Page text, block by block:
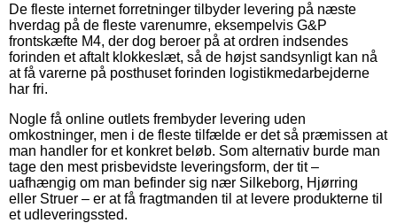
De fleste internet forretninger tilbyder levering på næste
hverdag på de fleste varenumre, eksempelvis G&P
frontskæfte M4, der dog beroer på at ordren indsendes
forinden et aftalt klokkeslæt, så de højst sandsynligt kan nå
at få varerne på posthuset forinden logistikmedarbejderne
har fri.
Nogle få online outlets frembyder levering uden
omkostninger, men i de fleste tilfælde er det så præmissen at
man handler for et konkret beløb. Som alternativ burde man
tage den mest prisbevidste leveringsform, der tit –
uafhængig om man befinder sig nær Silkeborg, Hjørring
eller Struer – er at få fragtmanden til at levere produkterne til
et udleveringssted.